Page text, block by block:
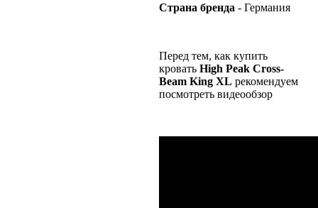
Страна бренда - Германия
Перед тем, как купить
кровать High Peak Cross-
Beam King XL рекомендуем
посмотреть видеообзор